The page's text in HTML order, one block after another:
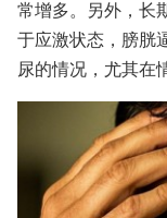
常增多。另外，长
于应激状态，膀胱
尿的情况，尤其在